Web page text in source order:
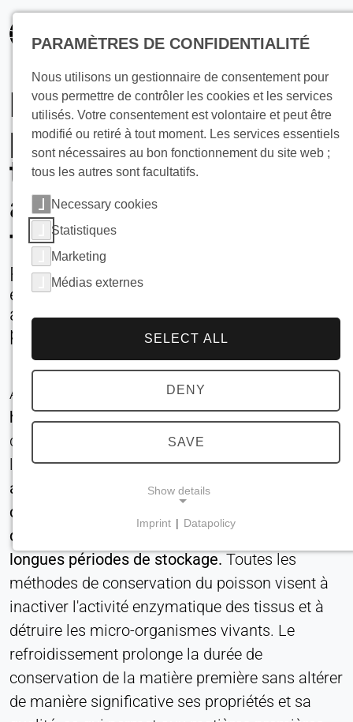
principal
Refroidissement de
produits par
transfert de chaleur
avec de la glace en
flocons
Refroidissement du produit, par
exemple, refroidissement du poisson
avec de la glace en morceaux à -0,5°C
près du point de congélation
Afin de
préserver les matières premières
halieutiques de haute qualité, il est essentiel
d'améliorer les connaissances sur l'utilisation de
la chaîne du froid. Lachaîne du froid est
actuellement l'une des méthodes de
conservation les plus efficaces pour garantir la
qualité des produits hydrobiologiques sur de
longues périodes de stockage.Toutes les
méthodes de conservation du poisson visent à
inactiver l'activité enzymatique des tissus et à
détruire les micro-organismes vivants. Le
refroidissement prolonge la durée de
conservation de la matière première sans altérer
de manière significative ses propriétés et sa
PARAMÈTRES DE CONFIDENTIALITÉ
Nous utilisons un gestionnaire de consentement pour
vous permettre de contrôler les cookies et les services
utilisés. Votre consentement est volontaire et peut être
modifié ou retiré à tout moment. Les services essentiels
sont nécessaires au bon fonctionnement du site web ;
tous les autres sont facultatifs.
Necessary cookies
Statistiques
Marketing
Médias externes
SELECT ALL
DENY
SAVE
Show details
Requis pour les fonctionnalités essentielles du site
web, telles que la navigation et l'enregistrement
des préférences en matière de protection de la vie
privée. Ces cookies ne peuvent pas être
désactivés.
cookie_consentement
Name:
Imprint | Datapolicy